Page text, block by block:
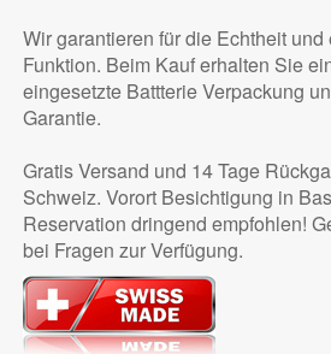
Wir garantieren für die Echtheit
Funktion. Beim Kauf erhalten Sie
eingesetzte Battterie Verpackung
Garantie.
Gratis Versand und 14 Tage
Schweiz. Vorort Besichtigung in
Reservation dringend empfohlen!
bei Fragen zur Verfügung.